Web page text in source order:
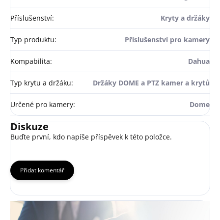
Příslušenství: Kryty a držáky
Typ produktu: Příslušenství pro kamery
Kompabilita: Dahua
Typ krytu a držáku: Držáky DOME a PTZ kamer a krytů
Určené pro kamery: Dome
Diskuze
Buďte první, kdo napíše příspěvek k této položce.
Přidat komentář